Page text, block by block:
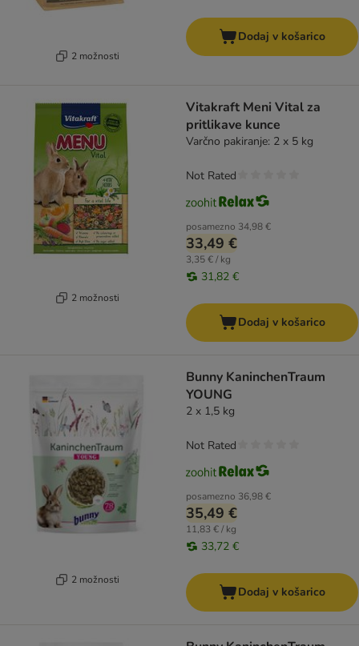
2 možnosti
Dodaj v košarico
2 možnosti
Vitakraft Meni Vital za
pritlikave kunce
Varčno pakiranje: 2 x 5 kg
posamezno 34,98 €
33,49 €
3,35 € / kg
31,82 €
Not Rated
Dodaj v košarico
2 možnosti
Bunny KaninchenTraum
YOUNG
2 x 1,5 kg
posamezno 36,98 €
35,49 €
11,83 € / kg
33,72 €
Not Rated
Dodaj v košarico